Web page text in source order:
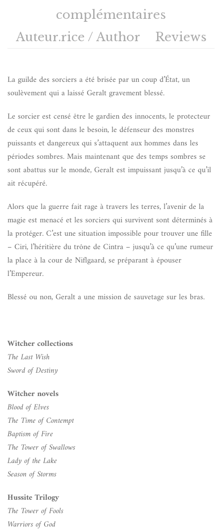
complémentaires
Auteur.rice / Author
Reviews
La guilde des sorciers a été brisée par un coup d’État, un
soulèvement qui a laissé Geralt gravement blessé.
Le sorcier est censé être le gardien des innocents, le protecteur
de ceux qui sont dans le besoin, le défenseur des monstres
puissants et dangereux qui s’attaquent aux hommes dans les
périodes sombres. Mais maintenant que des temps sombres se
sont abattus sur le monde, Geralt est impuissant jusqu’à ce qu’il
ait récupéré.
Alors que la guerre fait rage à travers les terres, l’avenir de la
magie est menacé et les sorciers qui survivent sont déterminés à
la protéger. C’est une situation impossible pour trouver une fille
– Ciri, l’héritière du trône de Cintra – jusqu’à ce qu’une rumeur
la place à la cour de Niflgaard, se préparant à épouser
l’Empereur.
Blessé ou non, Geralt a une mission de sauvetage sur les bras.
Witcher collections
The Last Wish
Sword of Destiny
Witcher novels
Blood of Elves
The Time of Contempt
Baptism of Fire
The Tower of Swallows
Lady of the Lake
Season of Storms
Hussite Trilogy
The Tower of Fools
Warriors of God